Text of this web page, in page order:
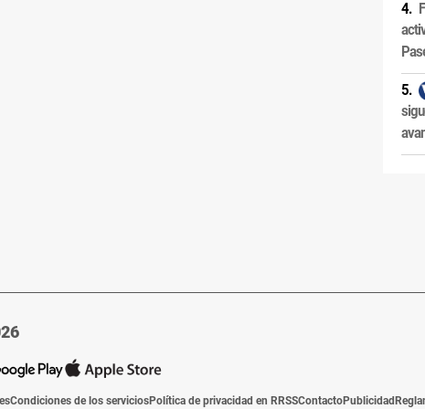
Condiciones de los serviciosPolítica de privacidad en RRSSContactoPublicidad